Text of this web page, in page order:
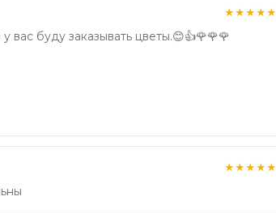
★★★★★
буду заказывать цветы.😊👍🌹🌹🌹
★★★★★